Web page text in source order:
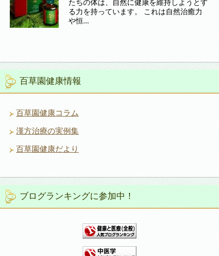
たちの体は、自然に健康を維持しようとす
る力を持っています。 これは自然治癒力
や恒...
百草園健康情報
百草園健康コラム
漢方治療の実例集
百草園健康だより
ブログランキングに参加中！